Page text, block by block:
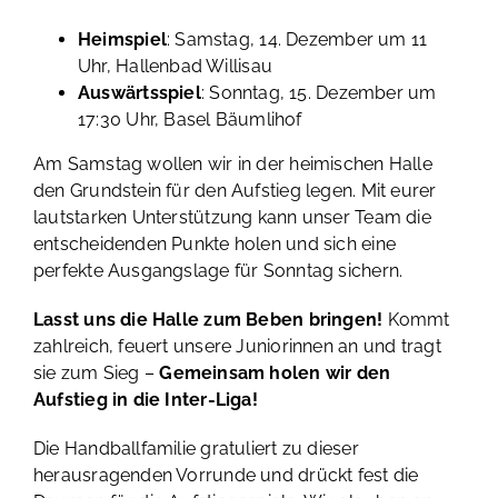
Heimspiel: Samstag, 14. Dezember um 11
Uhr, Hallenbad Willisau
Auswärtsspiel: Sonntag, 15. Dezember um
17:30 Uhr, Basel Bäumlihof
Am Samstag wollen wir in der heimischen Halle
den Grundstein für den Aufstieg legen. Mit eurer
lautstarken Unterstützung kann unser Team die
entscheidenden Punkte holen und sich eine
perfekte Ausgangslage für Sonntag sichern.
Lasst uns die Halle zum Beben bringen! Kommt
zahlreich, feuert unsere Juniorinnen an und tragt
sie zum Sieg –Gemeinsam holen wir den
Aufstieg in die Inter-Liga!
Die Handballfamilie gratuliert zu dieser
herausragenden Vorrunde und drückt fest die